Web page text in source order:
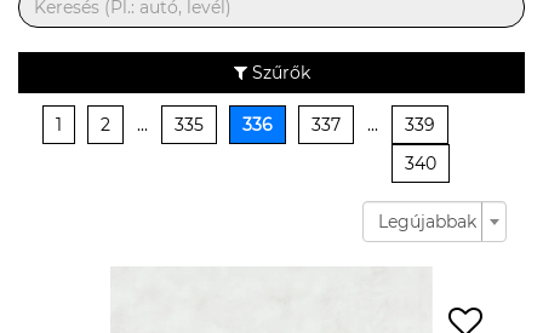
Szűrők
1 2 ... 335 336 337 ...
339
340
Legújabbak